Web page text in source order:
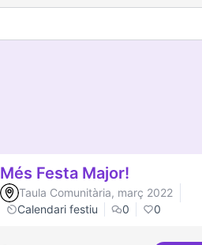
Més Festa Major!
Taula Comunitària, març 2022
Calendari festiu
0 0